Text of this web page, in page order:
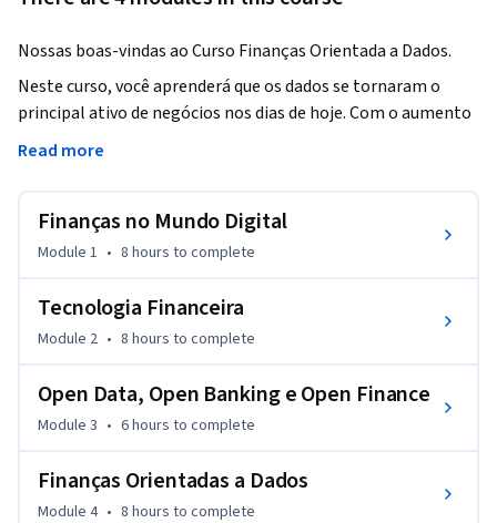
Nossas boas-vindas ao Curso Finanças Orientada a Dados.
Neste curso, você aprenderá que os dados se tornaram o
principal ativo de negócios nos dias de hoje. Com o aumento
do Big Data e criação de novas tecnologias, as organizações
dados à sua disposição, o que ajuda no crescimento, na
lucratividade, no direcionamento das operações gerais e no
Mas para que tudo isso funcione corretamente e seja possível
extrair todo o potencial de forma precisa e que seja viável
O curso tem como objetivo, apresentar a evolução do
tecnologia revolucionou a área financeira.
Read more
Finanças no Mundo Digital
Module 1 • 8 hours to complete
Tecnologia Financeira
Module 2 • 8 hours to complete
Open Data, Open Banking e Open Finance
Module 3 • 6 hours to complete
Finanças Orientadas a Dados
Module 4 • 8 hours to complete